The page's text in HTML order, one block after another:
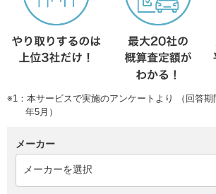
※1：本サービスで実施のアンケートより （回答期
年5月）
メーカー